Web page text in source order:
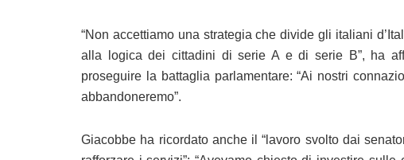
“Non accettiamo una strategia che divide gli italiani
alla logica dei cittadini di serie A e di serie B”, ha
proseguire la battaglia parlamentare: “Ai nostri
abbandoneremo”.
Giacobbe ha ricordato anche il “lavoro svolto dai